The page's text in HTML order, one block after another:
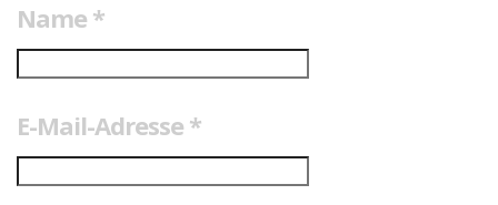
Name *
E-Mail-Adresse *